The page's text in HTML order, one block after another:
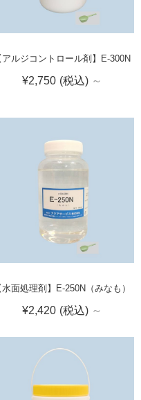
アルジコントロール剤】E-300N
¥2,750 (税込) ～
水面処理剤】E-250N（みなも）
¥2,420 (税込) ～